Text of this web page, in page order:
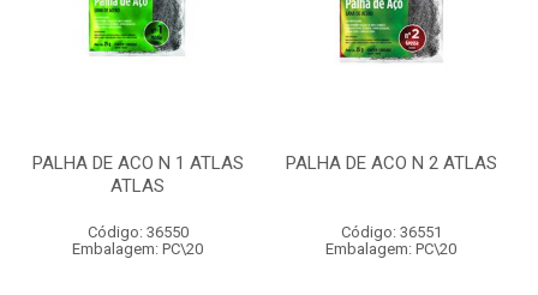
PALHA DE ACO N 1 ATLAS
ATLAS
Código: 36550
Embalagem: PC\20
PALHA DE ACO N 2 ATLAS
Código: 36551
Embalagem: PC\20